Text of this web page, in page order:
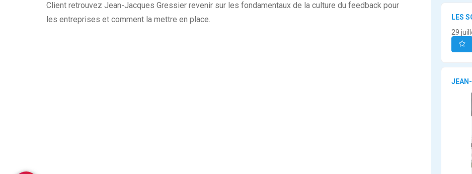
Client retrouvez Jean-Jacques Gressier revenir sur les fondamentaux de la culture du feedback pour
les entreprises et comment la mettre en place.
LES
29